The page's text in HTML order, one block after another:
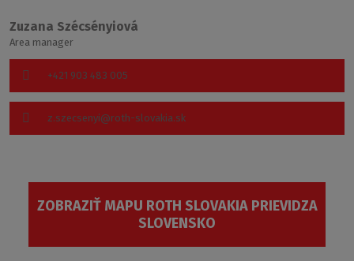
Zuzana Szécsényiová
Area manager
+421 903 483 005
z.szecsenyi@roth-slovakia.sk
ZOBRAZIŤ MAPU ROTH SLOVAKIA PRIEVIDZA
SLOVENSKO